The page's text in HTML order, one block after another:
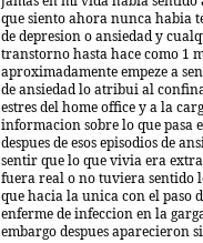
que siento ahora nunca habia
de depresion o ansiedad y
transtorno hasta hace como 1
aproximadamente empeze a
de ansiedad lo atribui al
estres del home office y a la
informacion sobre lo que pasa
despues de esos episodios de
sentir que lo que vivia era
fuera real o no tuviera sentido
que hacia la unica con el paso
enferme de infeccion en la
embargo despues aparecieron